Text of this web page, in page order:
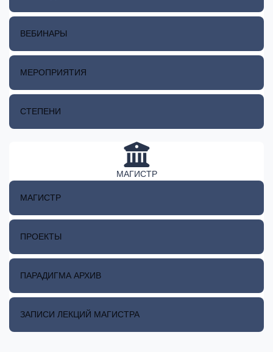
ВЕБИНАРЫ
МЕРОПРИЯТИЯ
СТЕПЕНИ
МАГИСТР
МАГИСТР
ПРОЕКТЫ
ПАРАДИГМА АРХИВ
ЗАПИСИ ЛЕКЦИЙ МАГИСТРА